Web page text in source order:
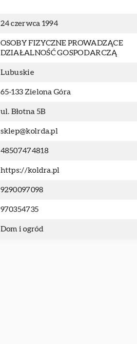
24 czerwca 1994
OSOBY FIZYCZNE PROWADZĄCE
DZIAŁALNOŚĆ GOSPODARCZĄ
Lubuskie
65-133 Zielona Góra
ul. Błotna 5B
sklep@kolrda.pl
48507474818
https://koldra.pl
9290097098
970354735
Dom i ogród